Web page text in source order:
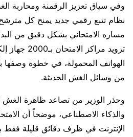
وفي سياق تعزيز الرقمنة ومحاربة
نظام تتبع رقمي جديد يمنح كل
مساره الامتحاني بشكل دقيق من
تزويد مراكز
الهواتف المحمولة، في خطوة وصفها
من وسائل الغش الحديثة.
وحذر الوزير من تصاعد ظاهرة الغش
والذكاء الاصطناعي، موضحاً أن
الإنترنت في ظرف دقائق قليلة فقط